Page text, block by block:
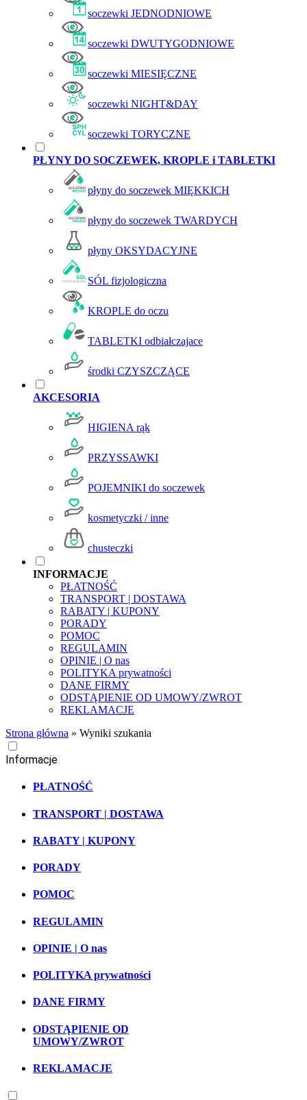
soczewki JEDNODNIOWE
soczewki DWUTYGODNIOWE
soczewki MIESIĘCZNE
soczewki NIGHT&DAY
soczewki TORYCZNE
PŁYNY DO SOCZEWEK, KROPLE i TABLETKI
płyny do soczewek MIĘKKICH
płyny do soczewek TWARDYCH
płyny OKSYDACYJNE
SÓL fizjologiczna
KROPLE do oczu
TABLETKI odbiałczajace
środki CZYSZCZĄCE
AKCESORIA
HIGIENA rąk
PRZYSSAWKI
POJEMNIKI do soczewek
kosmetyczki / inne
chusteczki
INFORMACJE
PŁATNOŚĆ
TRANSPORT | DOSTAWA
RABATY | KUPONY
PORADY
POMOC
REGULAMIN
OPINIE | O nas
POLITYKA prywatności
DANE FIRMY
ODSTĄPIENIE OD UMOWY/ZWROT
REKLAMACJE
Strona główna » Wyniki szukania
Informacje
PŁATNOŚĆ
TRANSPORT | DOSTAWA
RABATY | KUPONY
PORADY
POMOC
REGULAMIN
OPINIE | O nas
POLITYKA prywatności
DANE FIRMY
ODSTĄPIENIE OD
UMOWY/ZWROT
REKLAMACJE